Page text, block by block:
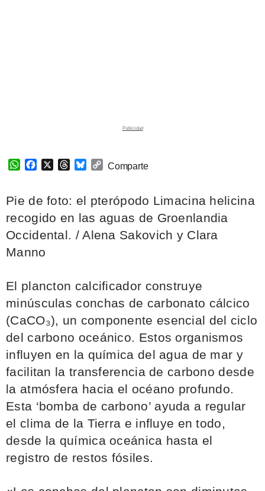
W
t
A
p
e
b
o
o
e
d
e
k
y
C
y
i
n
Comparte
Pie de foto: el pterópodo Limacina helicina
recogido en las aguas de Groenlandia
Occidental. / Alena Sakovich y Clara
Manno
El plancton calcificador construye
minúsculas conchas de carbonato cálcico
(CaCO₃), un componente esencial del ciclo
del carbono oceánico. Estos organismos
influyen en la química del agua de mar y
facilitan la transferencia de carbono desde
la atmósfera hacia el océano profundo.
Esta ‘bomba de carbono’ ayuda a regular
el clima de la Tierra e influye en todo,
desde la química oceánica hasta el
registro de restos fósiles.